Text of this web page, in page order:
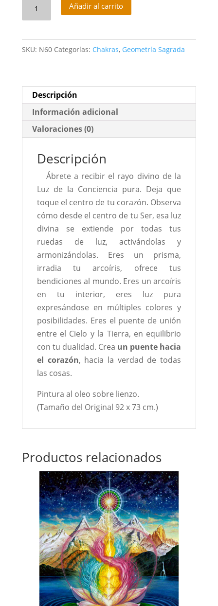
cantidad
Añadir al carrito
SKU: N60 Categorías: Chakras, Geometría Sagrada
Descripción
Información adicional
Valoraciones (0)
Descripción
Ábrete a recibir el rayo divino de la
Luz de la Conciencia pura. Deja que
toque el centro de tu corazón. Observa
cómo desde el centro de tu Ser, esa luz
divina se extiende por todas tus
ruedas de luz, activándolas y
armonizándolas. Eres un prisma,
irradia tu arcoíris, ofrece tus
bendiciones al mundo. Eres un arcoíris
en tu interior, eres luz pura
expresándose en múltiples colores y
posibilidades. Eres el puente de unión
entre el Cielo y la Tierra, en equilibrio
con tu dualidad. Crea un puente hacia
el corazón, hacia la verdad de todas
las cosas.
Pintura al oleo sobre lienzo.
(Tamaño del Original 92 x 73 cm.)
Productos relacionados